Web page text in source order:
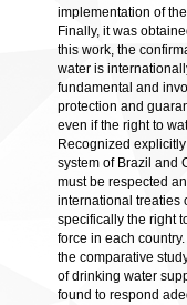
implementation of
Finally, it was
this work, the
water is
fundamental and
protection and
even if the right to
Recognized
system of Brazil and
must be respected
international treaties
specifically the right
force in each
the comparative
of drinking water
found to respond